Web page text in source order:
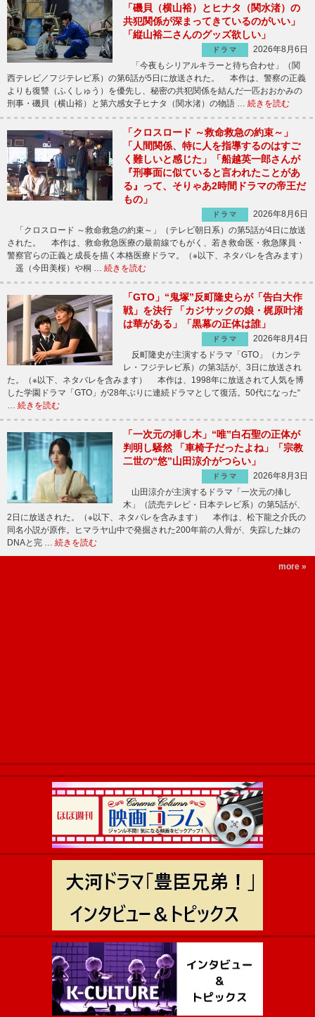
「磯貝（横山裕）とヒナタ（関水渚）の
共犯関係が深まってきているのがいい」
「縦山裕二さんのグッズ欲しい」
ドラマ
2026年8月6日
「今夜もシリアルキラーと待ち合わせ」（関
西テレビ／フジテレビ系）の第6話が5日に放送された。 本作は、警察の正義
よりも復讐（ふくしゅう）を優先し、秘密の共犯関係を結んだ一匹おおかみの
刑事・磯貝（横山裕）と第六感女子ヒナタ（関水渚）の物語 … 続きを読む
「クロスロード ～救命救急の約束～」
「人間関係、特に人を指導するのはすご
く難しいと感じた」「船越英一郎さんが
『刑事面に似ていると言われたことがあ
る』って、そりゃあ2時間ドラマの帝王だ
もの」
ドラマ
2026年8月6日
「クロスロード ～救命救急の約束～」（テレビ朝日系）の第5話が4日に放送
された。 本作は、救命救急医療の最前線でもがく、若き救命医・救急隊員・
警察官らの正義と成長を描く本格医療ドラマ。（※以下、ネタバレを含みます）
遥（今田美桜）や桐 … 続きを読む
「GTO」“鬼塚”反町隆史らが「告白大作
戦」を決行 「カジサックの娘・梶原叶渚
は華がある」「黒幕の正体は誰」
ドラマ
2026年8月4日
反町隆史が主演するドラマ「GTO」（カンテ
レ・フジテレビ系）の第3話が、3日に放送され
た。（※以下、ネタバレを含みます） 本作は、1998年に放送されて人気を博
した学園ドラマ「GTO」が28年ぶりに連続ドラマとして復活。50代になった“
続きを読む
「一次元の挿し木」“唯”白石聖の正体が
判明し騒然 「車椅子だったよね」「宗教
二世の“悠”山田涼介がつらい」
ドラマ
2026年8月3日
山田涼介が主演するドラマ「一次元の挿し
木」（読売テレビ・日本テレビ系）の第5話が、
2日に放送された。（※以下、ネタバレを含みます） 本作は、松下龍之介氏の
同名小説が原作。ヒマラヤ山中で発掘された200年前の人骨が、失踪した妹の
DNAと完 … 続きを読む
more »